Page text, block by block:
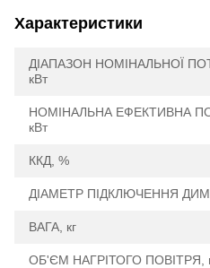
Характеристики
ДІАПАЗОН НОМІНАЛЬНОЇ
кВт
НОМІНАЛЬНА ЕФЕКТИВНА
кВт
ККД, %
ДІАМЕТР ПІДКЛЮЧЕННЯ
ВАГА, кг
ОБ'ЄМ НАГРІТОГО ПОВІТРЯ,